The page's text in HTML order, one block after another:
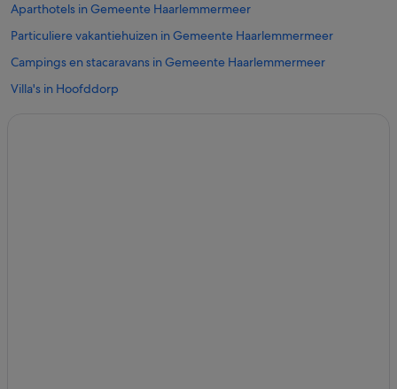
Aparthotels in Gemeente Haarlemmermeer
Particuliere vakantiehuizen in Gemeente Haarlemmermeer
Campings en stacaravans in Gemeente Haarlemmermeer
Villa's in Hoofddorp